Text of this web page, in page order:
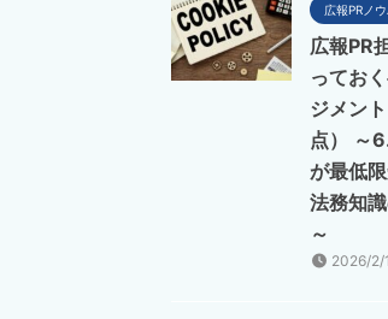
広報PRノ
広報PR
ってお
ジメン
点） ～
が最低
法務知
～
2026/2/